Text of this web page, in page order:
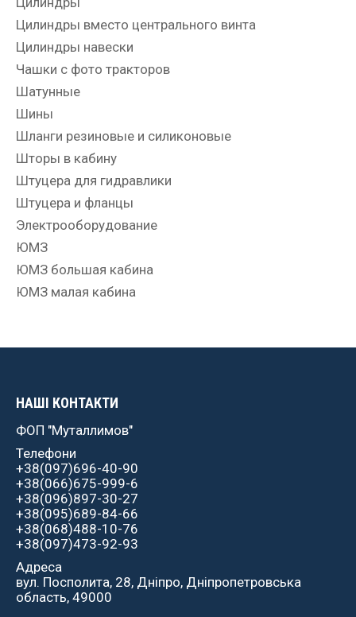
Цилиндры вместо центрального винта
Цилиндры навески
Чашки с фото тракторов
Шатунные
Шины
Шланги резиновые и силиконовые
Шторы в кабину
Штуцера для гидравлики
Штуцера и фланцы
Электрооборудование
ЮМЗ
ЮМЗ большая кабина
ЮМЗ малая кабина
НАШІ КОНТАКТИ
ФОП "Муталлимов"
Телефони
+38(097)696-40-90
+38(066)675-999-6
+38(096)897-30-27
+38(095)689-84-66
+38(068)488-10-76
+38(097)473-92-93
Адреса
вул. Посполита, 28, Дніпро, Дніпропетровська
область, 49000